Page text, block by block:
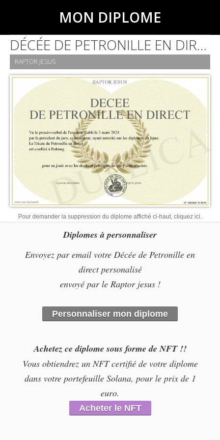
MON DIPLOME
DÉCÉE DE PETRONILLE EN DIRECT
RAPTOR JESUS
Pour demander la suppression du diplome affiché ci-haut, cliquez ici.
Diplomes à personnaliser
Envoyez par email votre Décée de Petronille en
direct personalisé
envoyé par le Raptor jesus !
Personnaliser mon diplome
Achetez ce diplome sous forme de NFT !!
Vous obtiendrez un NFT certifié de votre diplome
dans votre portefeuille Solana, pour le prix de 1
euro.
Acheter le NFT